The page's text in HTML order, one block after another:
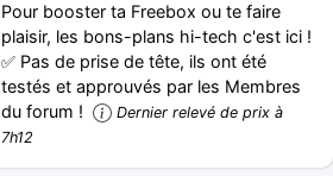
Pour booster ta Freebox ou te faire
plaisir, les bons-plans hi-tech c'est ici !
✅ Pas de prise de tête, ils ont été
testés et approuvés par les Membres
du forum !
Dernier relevé de prix à
7h12